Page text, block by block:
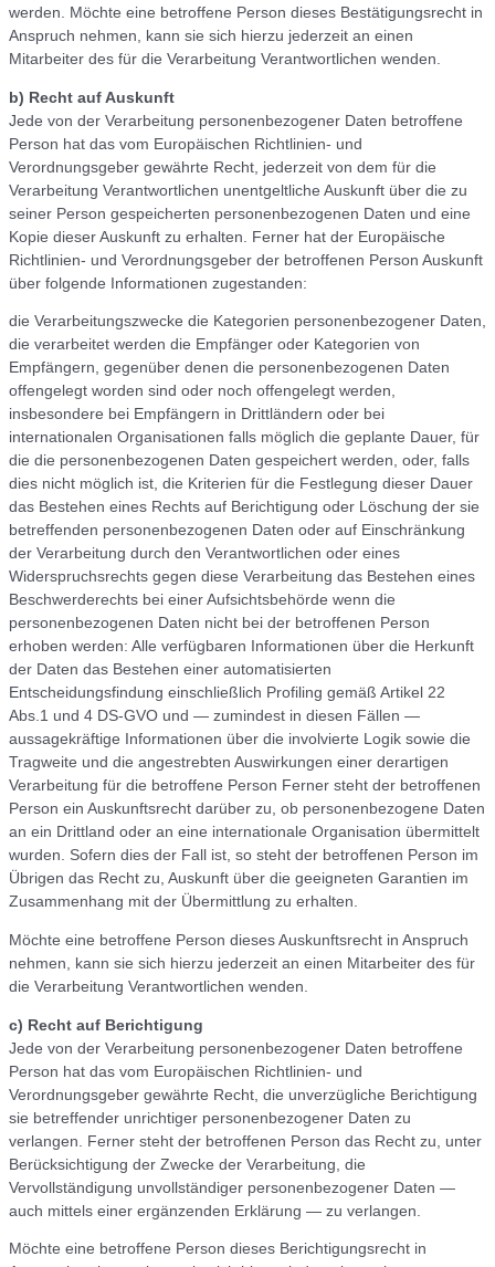
werden. Möchte eine betroffene Person dieses Bestätigungsrecht in
Anspruch nehmen, kann sie sich hierzu jederzeit an einen
Mitarbeiter des für die Verarbeitung Verantwortlichen wenden.
b) Recht auf Auskunft
Jede von der Verarbeitung personenbezogener Daten betroffene
Person hat das vom Europäischen Richtlinien- und
Verordnungsgeber gewährte Recht, jederzeit von dem für die
Verarbeitung Verantwortlichen unentgeltliche Auskunft über die zu
seiner Person gespeicherten personenbezogenen Daten und eine
Kopie dieser Auskunft zu erhalten. Ferner hat der Europäische
Richtlinien- und Verordnungsgeber der betroffenen Person Auskunft
über folgende Informationen zugestanden:
die Verarbeitungszwecke die Kategorien personenbezogener Daten,
die verarbeitet werden die Empfänger oder Kategorien von
Empfängern, gegenüber denen die personenbezogenen Daten
offengelegt worden sind oder noch offengelegt werden,
insbesondere bei Empfängern in Drittländern oder bei
internationalen Organisationen falls möglich die geplante Dauer, für
die die personenbezogenen Daten gespeichert werden, oder, falls
dies nicht möglich ist, die Kriterien für die Festlegung dieser Dauer
das Bestehen eines Rechts auf Berichtigung oder Löschung der sie
betreffenden personenbezogenen Daten oder auf Einschränkung
der Verarbeitung durch den Verantwortlichen oder eines
Widerspruchsrechts gegen diese Verarbeitung das Bestehen eines
Beschwerderechts bei einer Aufsichtsbehörde wenn die
personenbezogenen Daten nicht bei der betroffenen Person
erhoben werden: Alle verfügbaren Informationen über die Herkunft
der Daten das Bestehen einer automatisierten
Entscheidungsfindung einschließlich Profiling gemäß Artikel 22
Abs.1 und 4 DS-GVO und — zumindest in diesen Fällen —
aussagekräftige Informationen über die involvierte Logik sowie die
Tragweite und die angestrebten Auswirkungen einer derartigen
Verarbeitung für die betroffene Person Ferner steht der betroffenen
Person ein Auskunftsrecht darüber zu, ob personenbezogene Daten
an ein Drittland oder an eine internationale Organisation übermittelt
wurden. Sofern dies der Fall ist, so steht der betroffenen Person im
Übrigen das Recht zu, Auskunft über die geeigneten Garantien im
Zusammenhang mit der Übermittlung zu erhalten.
Möchte eine betroffene Person dieses Auskunftsrecht in Anspruch
nehmen, kann sie sich hierzu jederzeit an einen Mitarbeiter des für
die Verarbeitung Verantwortlichen wenden.
c) Recht auf Berichtigung
Jede von der Verarbeitung personenbezogener Daten betroffene
Person hat das vom Europäischen Richtlinien- und
Verordnungsgeber gewährte Recht, die unverzügliche Berichtigung
sie betreffender unrichtiger personenbezogener Daten zu
verlangen. Ferner steht der betroffenen Person das Recht zu, unter
Berücksichtigung der Zwecke der Verarbeitung, die
Vervollständigung unvollständiger personenbezogener Daten —
auch mittels einer ergänzenden Erklärung — zu verlangen.
Möchte eine betroffene Person dieses Berichtigungsrecht in